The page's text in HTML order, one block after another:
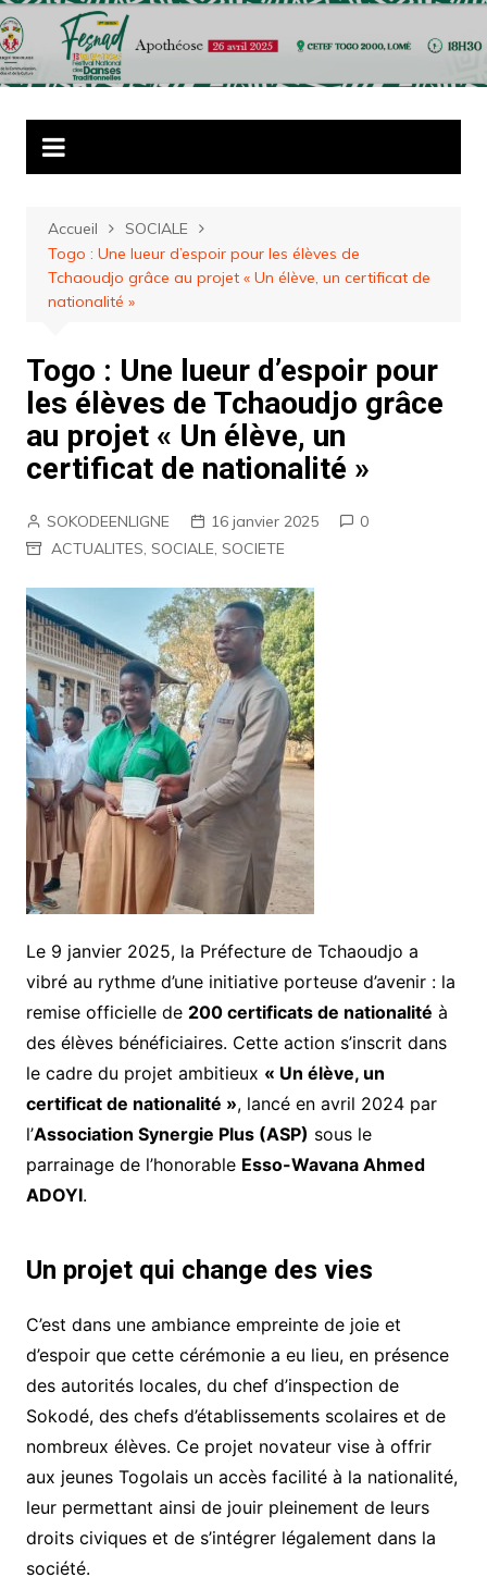
Aller
au
contenu
Accueil
SOCIALE
Togo : Une lueur d’espoir pour les élèves de
Tchaoudjo grâce au projet « Un élève, un certificat de
nationalité »
Togo : Une lueur d’espoir pour
les élèves de Tchaoudjo grâce
au projet « Un élève, un
certificat de nationalité »
SOKODEENLIGNE 16 janvier 2025
0
ACTUALITES, SOCIALE, SOCIETE
Le 9 janvier 2025, la Préfecture de Tchaoudjo a
vibré au rythme d’une initiative porteuse d’avenir : la
remise officielle de 200 certificats de nationalité à
des élèves bénéficiaires. Cette action s’inscrit dans
le cadre du projet ambitieux « Un élève, un
certificat de nationalité », lancé en avril 2024 par
l’Association Synergie Plus (ASP) sous le
parrainage de l’honorable Esso-Wavana Ahmed
ADOYI.
Un projet qui change des vies
C’est dans une ambiance empreinte de joie et
d’espoir que cette cérémonie a eu lieu, en présence
des autorités locales, du chef d’inspection de
Sokodé, des chefs d’établissements scolaires et de
nombreux élèves. Ce projet novateur vise à offrir
aux jeunes Togolais un accès facilité à la nationalité,
leur permettant ainsi de jouir pleinement de leurs
droits civiques et de s’intégrer légalement dans la
société.